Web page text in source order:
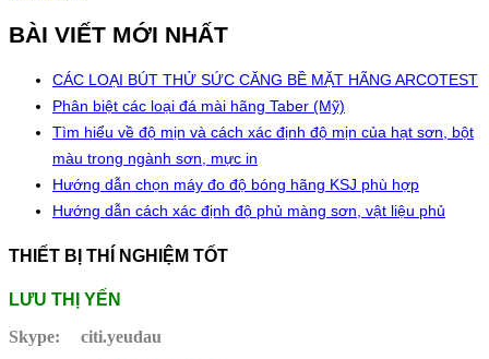
BÀI VIẾT MỚI NHẤT
CÁC LOẠI BÚT THỬ SỨC CĂNG BỀ MẶT HÃNG ARCOTEST
Phân biệt các loại đá mài hãng Taber (Mỹ)
Tìm hiểu về độ mịn và cách xác định độ mịn của hạt sơn, bột
màu trong ngành sơn, mực in
Hướng dẫn chọn máy đo độ bóng hãng KSJ phù hợp
Hướng dẫn cách xác định độ phủ màng sơn, vật liệu phủ
THIẾT BỊ THÍ NGHIỆM TỐT
LƯU THỊ YẾN
Skype:
citi.yeudau